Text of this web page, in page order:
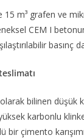
m³ grafen ve
CEM I
basınç
bilinen düşük
karbonlu
çimento